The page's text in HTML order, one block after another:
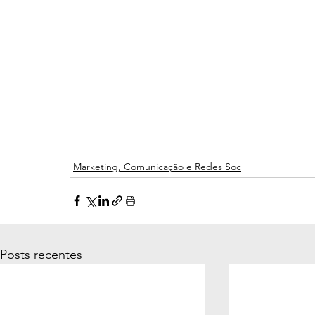
Marketing, Comunicação e Redes Soc
Posts recentes